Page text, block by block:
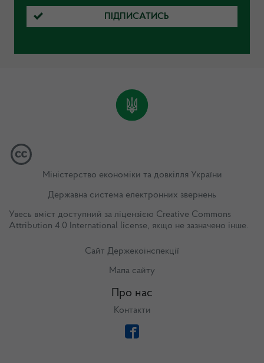
ПІДПИСАТИСЬ
Міністерство економіки та довкілля України
Державна система електронних звернень
Увесь вміст доступний за ліцензією Creative Commons
Attribution 4.0 International license, якщо не зазначено інше.
Сайт Держекоінспекції
Мапа сайту
Про нас
Контакти